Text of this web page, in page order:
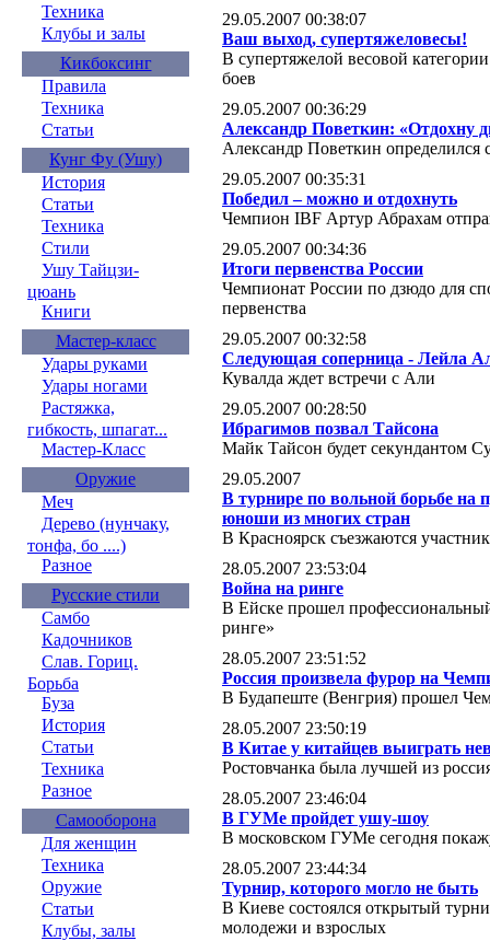
Техника
Клубы и залы
Кикбоксинг
Правила
Техника
Статьи
Кунг Фу (Ушу)
История
Статьи
Техника
Стили
Ушу Тайцзи-
цюань
Книги
Мастер-класс
Удары руками
Удары ногами
Растяжка,
гибкость, шпагат...
Мастер-Класс
Оружие
Меч
Дерево (нунчаку,
тонфа, бо ....)
Разное
Русские стили
Самбо
Кадочников
Слав. Гориц.
Борьба
Буза
История
Статьи
Техника
Разное
Самооборона
Для женщин
Техника
Оружие
Статьи
Клубы, залы
29.05.2007 00:38:07
Ваш выход, супертяжеловесы!
В супертяжелой весовой
боев
29.05.2007 00:36:29
Александр Поветкин: «Отдохну
Александр Поветкин
29.05.2007 00:35:31
Победил – можно и отдохнуть
Чемпион IBF Артур Абрахам
29.05.2007 00:34:36
Итоги первенства России
Чемпионат России по дзюдо для
первенства
29.05.2007 00:32:58
Следующая соперница - Лейла
Кувалда ждет встречи с Али
29.05.2007 00:28:50
Ибрагимов позвал Тайсона
Майк Тайсон будет секундантом
29.05.2007
В турнире по вольной борьбе на
юноши из многих стран
В Красноярск съезжаются
28.05.2007 23:53:04
Война на ринге
В Ейске прошел
ринге»
28.05.2007 23:51:52
Россия произвела фурор на
В Будапеште (Венгрия) прошел
28.05.2007 23:50:19
В Китае у китайцев выиграть
Ростовчанка была лучшей из
28.05.2007 23:46:04
В ГУМе пройдет ушу-шоу
В московском ГУМе сегодня
28.05.2007 23:44:34
Турнир, которого могло не быть
В Киеве состоялся открытый
молодежи и взрослых